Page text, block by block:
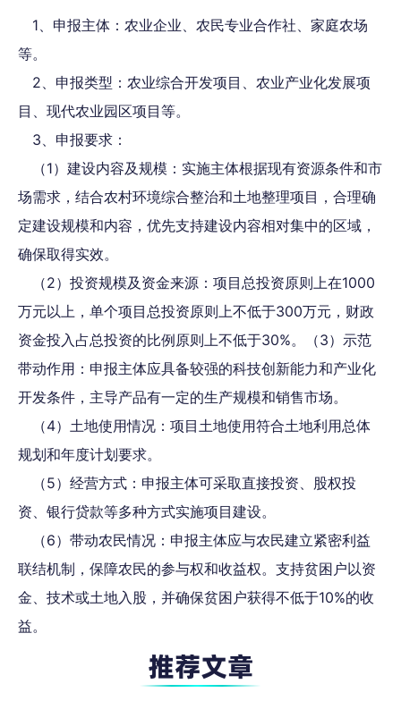
1、申报主体：农业企业、农民专业合作社、家庭农场
等。
2、申报类型：农业综合开发项目、农业产业化发展项
目、现代农业园区项目等。
3、申报要求：
（1）建设内容及规模：实施主体根据现有资源条件和市
场需求，结合农村环境综合整治和土地整理项目，合理确
定建设规模和内容，优先支持建设内容相对集中的区域，
确保取得实效。
（2）投资规模及资金来源：项目总投资原则上在1000
万元以上，单个项目总投资原则上不低于300万元，财政
资金投入占总投资的比例原则上不低于30%。（3）示范
带动作用：申报主体应具备较强的科技创新能力和产业化
开发条件，主导产品有一定的生产规模和销售市场。
（4）土地使用情况：项目土地使用符合土地利用总体
规划和年度计划要求。
（5）经营方式：申报主体可采取直接投资、股权投
资、银行贷款等多种方式实施项目建设。
（6）带动农民情况：申报主体应与农民建立紧密利益
联结机制，保障农民的参与权和收益权。支持贫困户以资
金、技术或土地入股，并确保贫困户获得不低于10%的收
益。